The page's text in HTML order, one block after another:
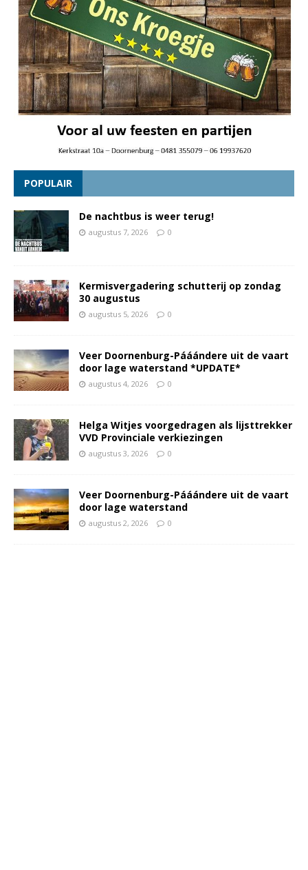
POPULAIR
De nachtbus is weer terug!
augustus 7, 2026 0
Kermisvergadering schutterij op zondag
30 augustus
augustus 5, 2026 0
Veer Doornenburg-Pááándere uit de vaart
door lage waterstand *UPDATE*
augustus 4, 2026 0
Helga Witjes voorgedragen als lijsttrekker
VVD Provinciale verkiezingen
augustus 3, 2026 0
Veer Doornenburg-Pááándere uit de vaart
door lage waterstand
augustus 2, 2026 0